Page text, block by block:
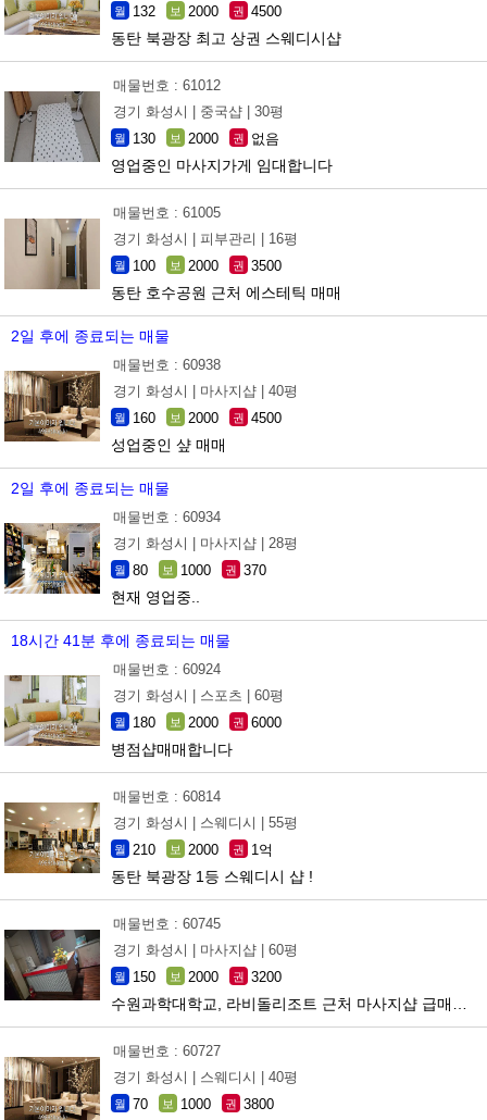
월 132 보 2000 권 4500
동탄 북광장 최고 상권 스웨디시샵
매물번호 : 61012
경기 화성시 |
중국샵 | 30평
월 130 보 2000 권 없음
영업중인 마사지가게 임대합니다
매물번호 : 61005
경기 화성시 |
피부관리 | 16평
월 100 보 2000 권 3500
동탄 호수공원 근처 에스테틱 매매
2일 후에 종료되는 매물
매물번호 : 60938
경기 화성시 |
마사지샵 | 40평
월 160 보 2000 권 4500
성업중인 샾 매매
2일 후에 종료되는 매물
매물번호 : 60934
경기 화성시 |
마사지샵 | 28평
월 80 보 1000 권 370
현재 영업중..
18시간 41분 후에 종료되는 매물
매물번호 : 60924
경기 화성시 |
스포츠 | 60평
월 180 보 2000 권 6000
병점샵매매합니다
매물번호 : 60814
경기 화성시 |
스웨디시 | 55평
월 210 보 2000 권 1억
동탄 북광장 1등 스웨디시 샵 !
매물번호 : 60745
경기 화성시 |
마사지샵 | 60평
월 150 보 2000 권 3200
매물번호 : 60727
경기 화성시 |
스웨디시 | 40평
월 70 보 1000 권 3800